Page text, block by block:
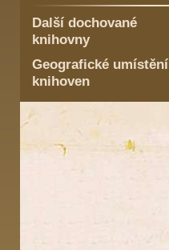
Další dochované
knihovny
Geografické umístění
knihoven